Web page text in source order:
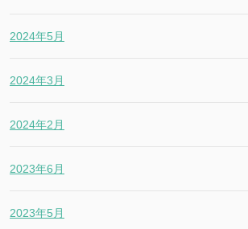
2024年5月
2024年3月
2024年2月
2023年6月
2023年5月